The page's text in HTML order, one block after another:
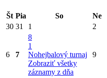
Št Pia So
Ne
30 31 1 2
6 7
8
1
Nohejbalový turnaj
Zobraziť všetky
záznamy z dňa
9